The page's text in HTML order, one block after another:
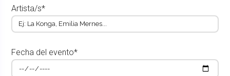
Artista/s*
Fecha del evento*